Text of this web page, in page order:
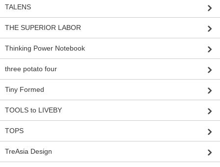
TALENS
THE SUPERIOR LABOR
Thinking Power Notebook
three potato four
Tiny Formed
TOOLS to LIVEBY
TOPS
TreAsia Design